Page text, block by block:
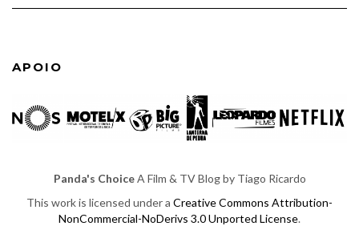
APOIO
Panda's ChoiceA Film & TV Blog by Tiago Ricardo
This work is licensed under a Creative Commons Attribution-
NonCommercial-NoDerivs 3.0 Unported License.